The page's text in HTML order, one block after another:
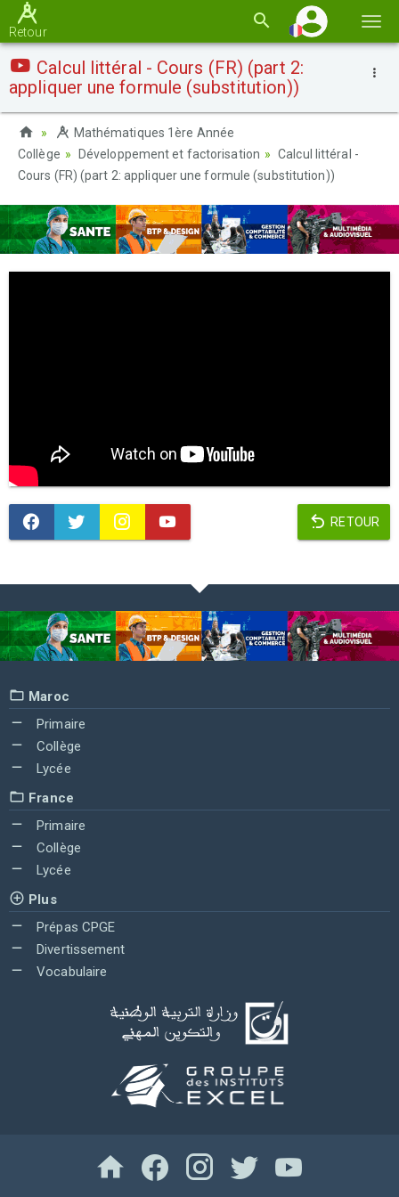
la
Retour
Calcul littéral - Cours (FR) (part 2:
appliquer une formule (substitution))
Mathématiques 1ère Année
Collège
Développement et factorisation
Calcul littéral -
Cours (FR) (part 2: appliquer une formule (substitution))
RETOUR
Maroc
Primaire
Collège
Lycée
France
Primaire
Collège
Lycée
Plus
Prépas CPGE
Divertissement
Vocabulaire